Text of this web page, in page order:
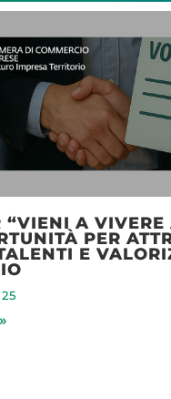
“VIENI A VIVERE
PER
E